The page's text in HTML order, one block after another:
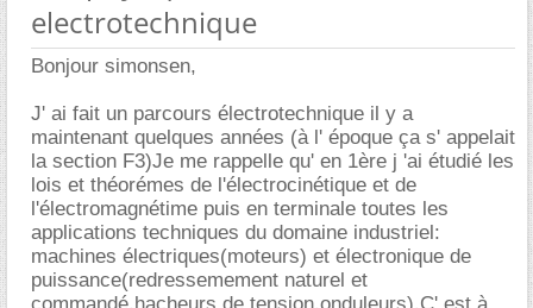
electrotechnique
Bonjour simonsen,
J' ai fait un parcours électrotechnique il y a
maintenant quelques années (à l' époque ça s' appelait
la section F3)Je me rappelle qu' en 1ère j 'ai étudié les
lois et théorémes de l'électrocinétique et de
l'électromagnétime puis en terminale toutes les
applications techniques du domaine industriel:
machines électriques(moteurs) et électronique de
puissance(redressemement naturel et